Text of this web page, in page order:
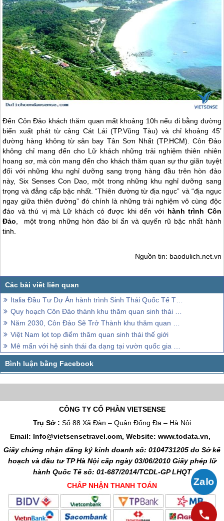
Đến Côn Đảo khách thăm quan mất khoảng 10h nếu đi bằng đường
biển xuất phát từ cảng Cát Lái (TP.Vũng Tàu) và chỉ khoảng 45’
đường hàng không từ sân bay Tân Sơn Nhất (TP.HCM). Côn Đảo
không chỉ mang đến cho Lữ khách những trải nghiệm thiên nhiên
hoang sơ, mà còn mang đến cho khách thăm quan sự thư giãn tuyệt
đối với những khu nghỉ dưỡng sang trọng hàng đầu trên hòn đảo
này, Six SensesCon Dao , một trong những khu nghỉ dưỡng sang
trọng và đẳng cấp bậc nhất. “Thiên đường từ địa ngục” và “địa ngục
ngay giữa thiên đường” đó chính là những trải nghiệm vô cùng độc
đáo và thú vị mà Lữ khách có được khi dến với hành trình Côn
Đảo , một trong những hòn đảo bí ẩn và quyến rũ bậc nhất hành
tinh.
Nguồn tin: baodulich.net.vn
Italia Đầu Tư Dự Án hành trình Sinh Thái Quốc Tế Tại Côn Đảo
Quy hoạch Côn Đảo thành khu thăm quan sinh thái biển đảo đặc sắc
Năm 2030, Côn Đảo Sẽ Trở Thành khu thăm quan Sinh Thái Quốc Tế
Việt Nam lọt top điểm thăm quan sinh thái thế giới
Mê mẩn với hệ sinh thái đa dạng tại vườn quốc gia Côn Đảo
CÔNG TY CỔ PHẦN VIETSENSE
Trụ Sở : Số 88 Xã Đàn – Quận Đống Đa – Hà Nội
Email: Info@vietsensetravel.com, Website: www.todata.vn,
Giấy chứng nhận đăng ký kinh doanh số: 0104731205 do Sở kế
hoạch và đầu tư TP Hà Nội cấp ngày 03/06/2010 Giấy phép lữ
hành Quốc Tế số: 01-687/2014/TCDL-GP LHQT
CHẤP NHẬN THANH TOÁN